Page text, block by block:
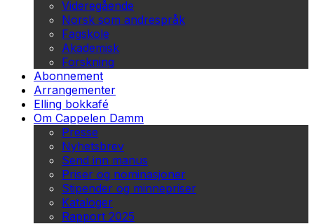
Videregående
Norsk som andrespråk
Fagskole
Akademisk
Forskning
Abonnement
Arrangementer
Elling bokkafé
Om Cappelen Damm
Presse
Nyhetsbrev
Send inn manus
Priser og nominasjoner
Stipender og minnepriser
Kataloger
Rapport 2025